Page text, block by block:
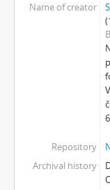
Name of creator
Repository
Archival history